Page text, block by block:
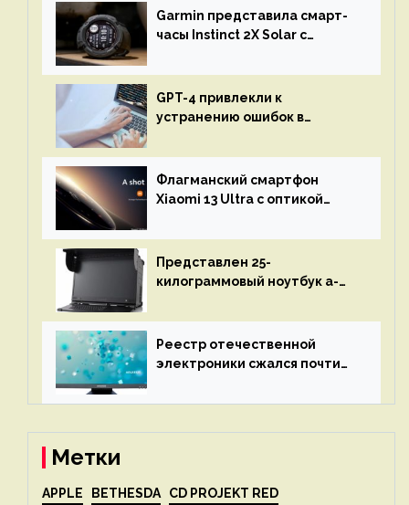
Garmin представила смарт-
часы Instinct 2X Solar с
GPT-4 привлекли к
устранению ошибок в
остановится до полного
восстановления кода и
объяснит, что пошло не так
Флагманский смартфон
Xiaomi 13 Ultra с оптикой
представят 18 апреля
Представлен 25-
килограммовый ноутбук a-
до 3 Тбайт DDR5 и шесть
дисплеев
Реестр отечественной
электроники сжался почти
Метки
APPLE BETHESDA CD PROJEKT RED